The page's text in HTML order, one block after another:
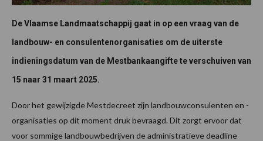
De Vlaamse Landmaatschappij gaat in op een vraag van de
landbouw- en consulentenorganisaties om de uiterste
indieningsdatum van de Mestbankaangifte te verschuiven van
15 naar 31 maart 2025.
Door het gewijzigde Mestdecreet zijn landbouwconsulenten en -
organisaties op dit moment druk bevraagd. Dit zorgt ervoor dat
voor sommige landbouwbedrijven de administratieve deadline